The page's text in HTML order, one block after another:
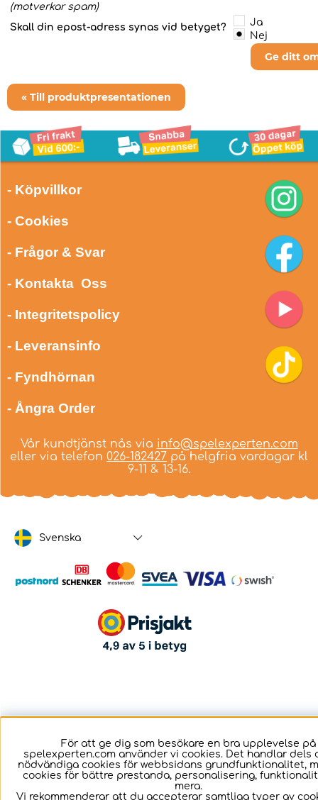
(motverkar spam)
Skall din epost-adress synas vid betyget?
Ja
Nej
Ge ditt
« Till produktpresentationen
- Köpvillkor
- Cookies
- Frågor & Svar
- Kontakta Oss
- Integritetspolicy
- Leveransinfo
- Fyndhörnan
- Ångra Order
Vår kundtjänst nås via info@spelexperten.com
eller via telefon 026-182427 på helgfria vardagar kl
9-11 & 13-16.
Svenska
För att ge dig som besökare en bra upplevelse på
spelexperten.com använder vi cookies. Det handlar dels
nödvändiga cookies för webbsidans grundfunktionalitet,
cookies för bättre prestanda, personalisering,
mera.
Vi rekommenderar att du accepterar samtliga typer av